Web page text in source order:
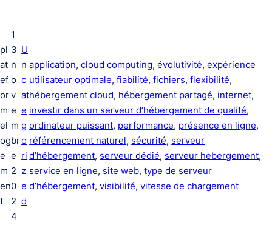
pl
at
ef
or
m
el
og
e
m
en
t
1
3
n
o
v
e
m
br
e
2
0
2
4
U
n
c
at
e
g
o
ri
z
e
d
application, cloud computing, évolutivité, expérience
utilisateur optimale, fiabilité, fichiers, flexibilité
hébergement cloud, hébergement partagé, internet
investir dans un serveur d’hébergement de qualité
ordinateur puissant, performance, présence en ligne
référencement naturel, sécurité, serveur
d’hébergement, serveur dédié, serveur hebergement
service en ligne, site web, type de serveur
d’hébergement, visibilité, vitesse de chargement